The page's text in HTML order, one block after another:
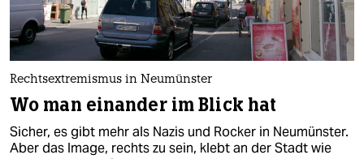
Rechtsextremismus in Neumünster
Wo man einander im Blick hat
Sicher, es gibt mehr als Nazis und Rocker in Neumünster.
Aber das Image, rechts zu sein, klebt an der Stadt wie